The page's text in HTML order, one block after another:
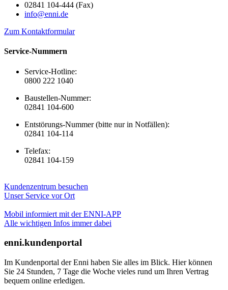
02841 104-444 (Fax)
info@enni.de
Zum Kontaktformular
Service-Nummern
Service-Hotline:
0800 222 1040
Baustellen-Nummer:
02841 104-600
Entstörungs-Nummer (bitte nur in Notfällen):
02841 104-114
Telefax:
02841 104-159
Kundenzentrum besuchen
Unser Service vor Ort
Mobil informiert mit der ENNI-APP
Alle wichtigen Infos immer dabei
enni.kundenportal
Im Kundenportal der Enni haben Sie alles im Blick. Hier können
Sie 24 Stunden, 7 Tage die Woche vieles rund um Ihren Vertrag
bequem online erledigen.